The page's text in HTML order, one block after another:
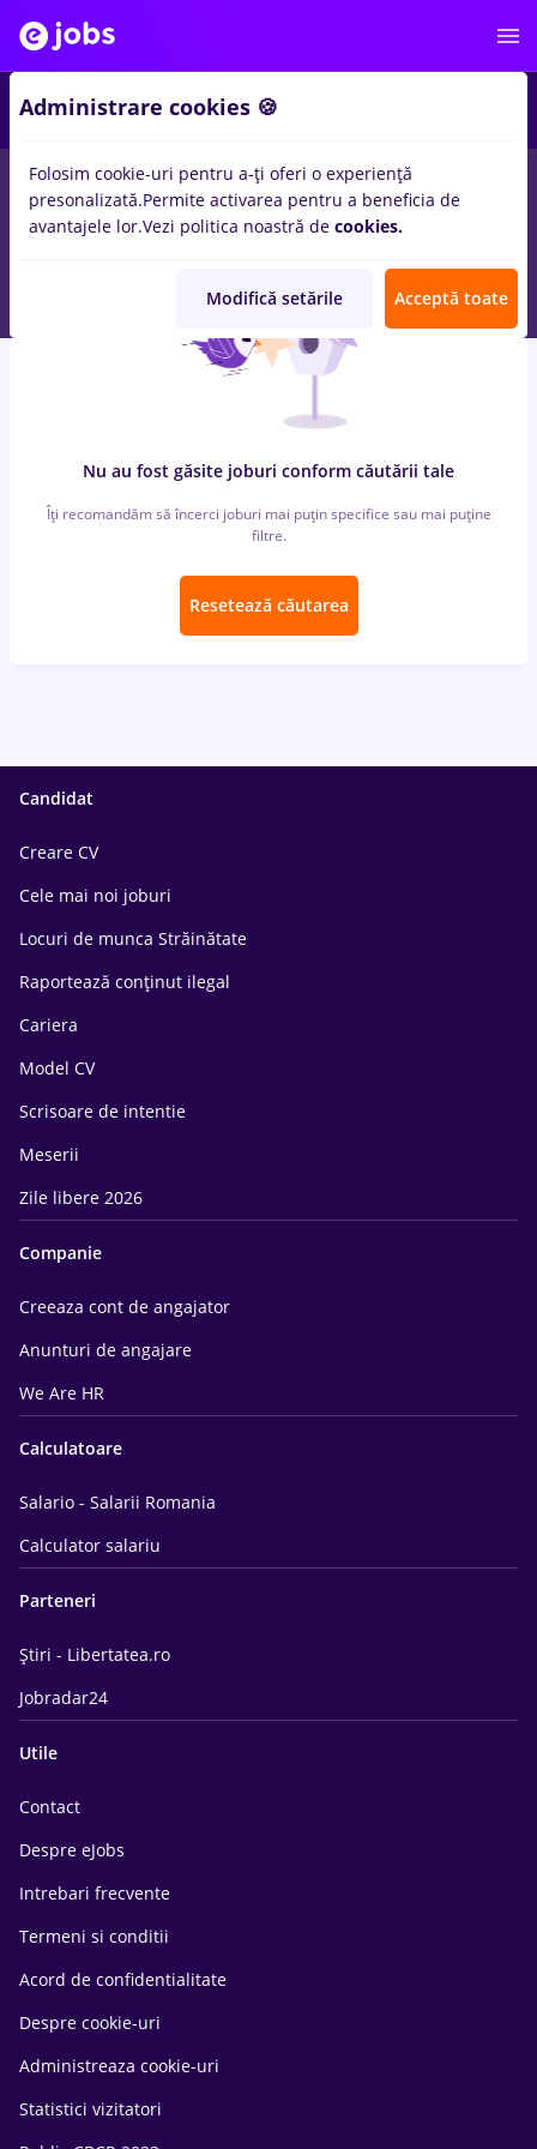
locuri de muncacu salarii metro, Full time inRemote (de
acasa)pentruFara experientainBanci, Medicina / Sanatate
Nu au fost găsite joburi conform căutării tale
Îți recomandăm să încerci joburi mai puțin specifice sau mai puține
filtre.
Resetează căutarea
Candidat
Creare CV
Cele mai noi joburi
Locuri de munca Străinătate
Raportează conținut ilegal
Cariera
Model CV
Scrisoare de intentie
Meserii
Zile libere 2026
Companie
Creeaza cont de angajator
Anunturi de angajare
We Are HR
Calculatoare
Salario - Salarii Romania
Calculator salariu
Parteneri
Știri - Libertatea.ro
Jobradar24
Utile
Contact
Despre eJobs
Intrebari frecvente
Termeni si conditii
Acord de confidentialitate
Despre cookie-uri
Administreaza cookie-uri
Statistici vizitatori
Administrare cookies 🍪
Folosim cookie-uri pentru a-ți oferi o experiență
presonalizată.Permite activarea pentru a beneficia de
avantajele lor.Vezi politica noastră de cookies.
Modifică setările Acceptă toate